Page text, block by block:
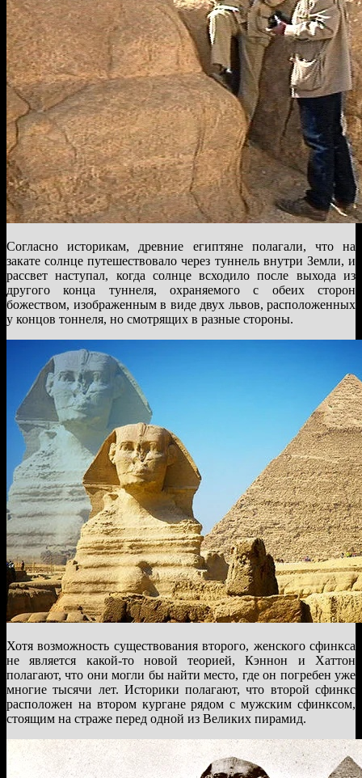
Согласно историкам, древние египтяне полагали, что на
закате солнце путешествовало через туннель внутри Земли, и
рассвет наступал, когда солнце всходило после выхода из
другого конца туннеля, охраняемого с обеих сторон
божеством, изображенным в виде двух львов, расположенных
у концов тоннеля, но смотрящих в разные стороны.
Хотя возможность существования второго, женского cфинкса
не является какой-то новой теорией, Кэннон и Хаттон
полагают, что они могли бы найти место, где он погребен уже
многие тысячи лет. Историки полагают, что второй cфинкс
расположен на втором кургане рядом с мужским сфинксом,
стоящим на страже перед одной из Великих пирамид.